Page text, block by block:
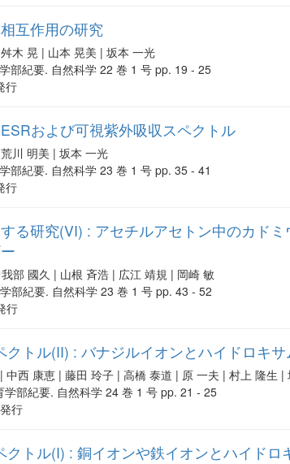
互作用の研究
木 晃 | 山本 晃美 | 坂本 一光
部紀要. 自然科学 22 巻 1 号 pp. 19 - 25
行
および可視紫外吸収スペクトル
川 明美 | 坂本 一光
部紀要. 自然科学 23 巻 1 号 pp. 35 - 41
行
る研究(VI) : アセチルアセトン中のカド
部 國久 | 山根 斉浩 | 広江 靖規 | 岡崎 敏
部紀要. 自然科学 23 巻 1 号 pp. 43 - 52
行
トル(II) : バナジルイオンとハイドロキ
中西 康恵 | 藤田 玲子 | 高橋 泰道 | 原 一夫 | 村上 隆生 |
学部紀要. 自然科学 24 巻 1 号 pp. 21 - 25
行
トル(I) : 銅イオンや鉄イオンとハイドロ